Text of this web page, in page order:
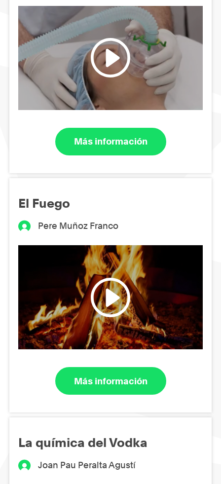
Más información
El Fuego
Pere Muñoz Franco
Más información
La química del Vodka
Joan Pau Peralta Agustí